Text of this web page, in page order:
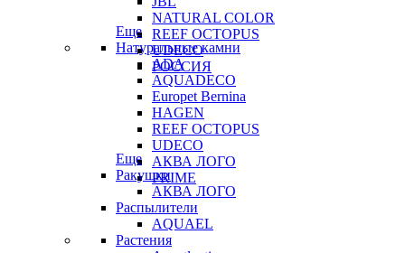
NATURAL COLOR
REEF OCTOPUS
UDECO
РОССИЯ
Еще
Натуральные камни
ADA
AQUADECO
Europet Bernina
HAGEN
REEF OCTOPUS
UDECO
АКВА ЛОГО
PRIME
Еще
Ракушки
АКВА ЛОГО
Распылители
AQUAEL
Растения